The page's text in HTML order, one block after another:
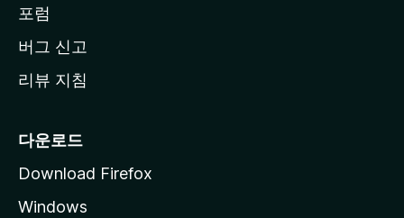
동
포럼
버그 신고
리뷰 지침
다운로드
Download Firefox
Windows